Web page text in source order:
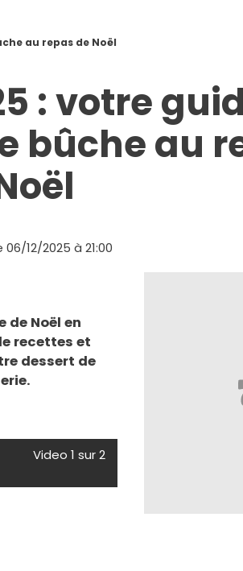
au repas de Noël
: votre
bûche au
06/12/2025 à 21:00
de Noël en
recettes et
dessert de
Video 1 sur 2